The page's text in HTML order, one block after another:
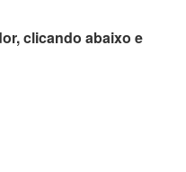
clicando abaixo e